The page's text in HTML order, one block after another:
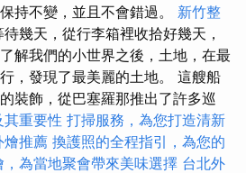
持不變，並且不會錯過。 新竹整
幾天，從行李箱裡收拾好幾天，
解我們的小世界之後，土地，在最
，發現了最美麗的土地。 這艘船
裝飾，從巴塞羅那推出了許多巡
其重要性 打掃服務，為您打造清新
燴推薦 換護照的全程指引，為您的
，為當地聚會帶來美味選擇 台北外